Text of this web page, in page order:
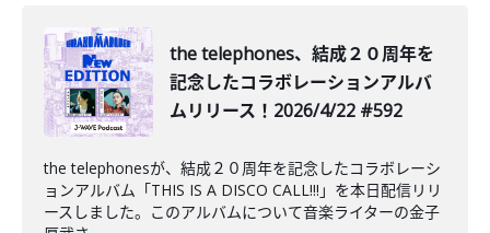
the telephones、結成２０周年を
記念したコラボレーションアルバ
ムリリース！2026/4/22 #592
the telephonesが、結成２０周年を記念したコラボレーシ
ョンアルバム「THIS IS A DISCO CALL!!!」を本日配信リリ
ースしました。このアルバムについて音楽ライターの金子